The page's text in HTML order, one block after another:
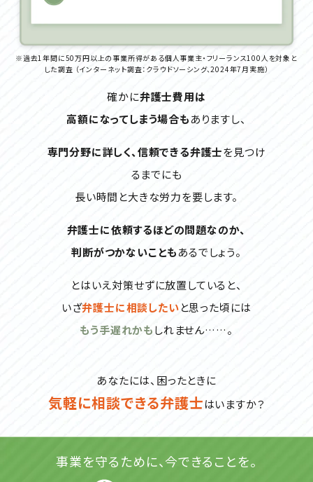
※過去1年間に50万円以上の事業所得がある個人事業主・フリーランス100人を対象と
した調査 （インターネット調査：クラウドソーシング、2024年7月実施）
確かに弁護士費用は
高額になってしまう場合もありますし、
専門分野に詳しく、信頼できる弁護士を見つけ
るまでにも
長い時間と大きな労力を要します。
弁護士に依頼するほどの問題なのか、
判断がつかないこともあるでしょう。
とはいえ対策せずに放置していると、
いざ弁護士に相談したいと思った頃には
もう手遅れかもしれません……。
あなたには、困ったときに
気軽に相談できる弁護士はいますか？
事業を守るために、今できることを。